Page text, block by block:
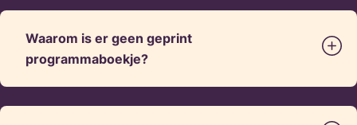
Waarom is er geen geprint
programmaboekje?